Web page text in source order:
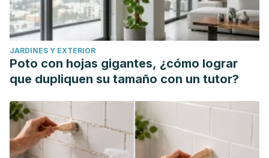
treatment."Neurosurgical focus23.4 (2007): E1.
Villanueva, P., Santamaria, José Ignacio, Villalonga, J. F., &
Cervio, A. (2018). Tratamiento Quirúrgico de los
Meningiomas Espinales. JBNC - JORNAL BRASILEIRO DE
NEUROCIRURGIA, 27(1), 20–28.
maligno. (n.d.). Retrieved August 14, 2020, from
https://www.medigraphic.com/cgi-bin/new/resumen.cgi?
IDARTICULO=33163
JARDINES Y EXTERIOR
Poto con hojas gigantes, ¿cómo lograr
que dupliquen su tamaño con un tutor?